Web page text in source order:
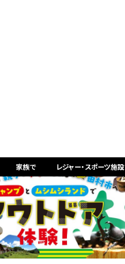
家族で レジャー・スポーツ施設